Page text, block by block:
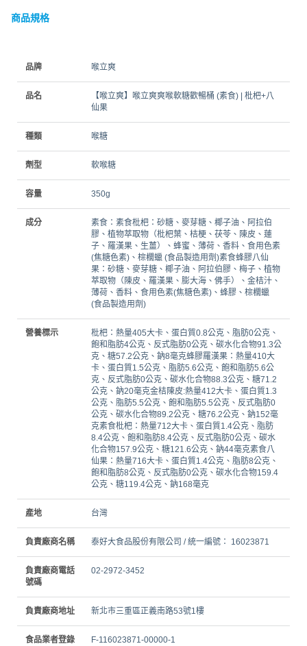
商品規格
品牌 喉立爽
品名
【喉立爽】喉立爽爽喉軟糖歡暢桶 (素食) | 枇杷+八
仙果
種類 喉糖
劑型 軟喉糖
容量 350g
成分
素食：素食枇杷：砂糖、麥芽糖、椰子油、阿拉伯
膠、植物萃取物（枇杷葉、桔梗、茯苓、陳皮、蓮
子、羅漢果、生薑）、蜂蜜、薄荷、香料、食用色素
(焦糖色素)、棕櫚蠟 (食品製造用劑)素食蜂膠八仙
果：砂糖、麥芽糖、椰子油、阿拉伯膠、梅子、植物
萃取物（陳皮、羅漢果、膨大海、佛手）、金桔汁、
薄荷、香料、食用色素(焦糖色素)、蜂膠、棕櫚蠟
(食品製造用劑)
營養標示
枇杷：熱量405大卡、蛋白質0.8公克、脂肪0公克、
飽和脂肪4公克、反式脂肪0公克、碳水化合物91.3公
克、糖57.2公克、鈉8毫克蜂膠羅漢果：熱量410大
卡、蛋白質1.5公克、脂肪5.6公克、飽和脂肪5.6公
克、反式脂肪0公克、碳水化合物88.3公克、糖71.2
公克、鈉20毫克金桔陳皮:熱量412大卡、蛋白質1.3
公克、脂肪5.5公克、飽和脂肪5.5公克、反式脂肪0
公克、碳水化合物89.2公克、糖76.2公克、鈉152毫
克素食枇杷：熱量712大卡、蛋白質1.4公克、脂肪
8.4公克、飽和脂肪8.4公克、反式脂肪0公克、碳水
化合物157.9公克、糖121.6公克、鈉44毫克素食八
仙果：熱量716大卡、蛋白質1.4公克、脂肪8公克、
飽和脂肪8公克、反式脂肪0公克、碳水化合物159.4
公克、糖119.4公克、鈉168毫克
產地 台灣
負責廠商名稱 泰好大食品股份有限公司 / 統一編號： 16023871
負責廠商電話
號碼
02-2972-3452
負責廠商地址 新北市三重區正義南路53號1樓
食品業者登錄
F-116023871-00000-1